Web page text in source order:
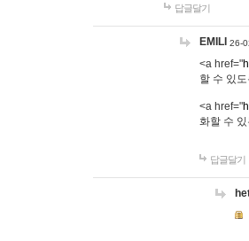
답글달기
EMILI 26-
<a href="
할 수 있
<a href="
화할 수
답글달기